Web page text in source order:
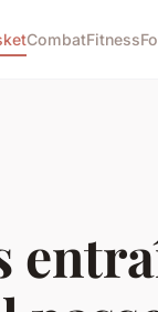
CombatFitness